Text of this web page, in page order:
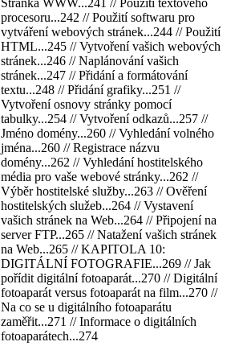
Stránka WWW...241 // Použití textového
procesoru...242 // Použití softwaru pro
vytváření webových stránek...244 // Použití
HTML...245 // Vytvoření vašich webových
stránek...246 // Naplánování vašich
stránek...247 // Přidání a formátování
textu...248 // Přidání grafiky...251 //
Vytvoření osnovy stránky pomocí
tabulky...254 // Vytvoření odkazů...257 //
Jméno domény...260 // Vyhledání volného
jména...260 // Registrace názvu
domény...262 // Vyhledání hostitelského
média pro vaše webové stránky...262 //
Výběr hostitelské služby...263 // Ověření
hostitelských služeb...264 // Vystavení
vašich stránek na Web...264 // Připojení na
server FTP...265 // Natažení vašich stránek
na Web...265 // KAPITOLA 10:
DIGITÁLNÍ FOTOGRAFIE...269 // Jak
pořídit digitální fotoaparát...270 // Digitální
fotoaparát versus fotoaparát na film...270 //
Na co se u digitálního fotoaparátu
zaměřit...271 // Informace o digitálních
fotoaparátech...274